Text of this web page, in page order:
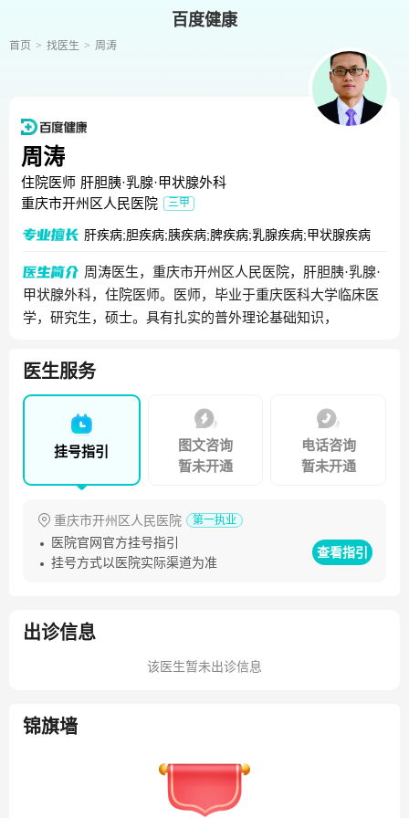
百度健康
首页 找医生 周涛
周涛
住院医师 肝胆胰·乳腺·甲状腺外科
重庆市开州区人民医院
三甲
肝疾病;胆疾病;胰疾病;脾疾病;乳腺疾病;甲状腺疾病
周涛医生，重庆市开州区人民医院，肝胆胰·乳腺·
甲状腺外科，住院医师。医师，毕业于重庆医科大学临床医
学，研究生，硕士。具有扎实的普外理论基础知识，
医生服务
挂号指引
图文咨询
暂未开通
电话咨询
暂未开通
重庆市开州区人民医院 第一执业
医院官网官方挂号指引
挂号方式以医院实际渠道为准
查看指引
出诊信息
该医生暂未出诊信息
锦旗墙